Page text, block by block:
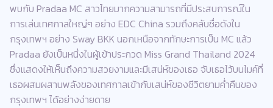
พบกับ Pradaa MC สาวไทยมากความสามารถที่มีประสบการณ์ใน
การเล่นเทศกาลใหญ่ๆ อย่าง EDC China รวมถึงคลับชื่อดังใน
กรุงเทพฯ อย่าง Sway BKK นอกเหนือจากทักษะการเป็น MC แล้ว
Pradaa ยังเป็นหนึ่งในผู้เข้าประกวด Miss Grand Thailand 2024
ซึ่งแสดงให้เห็นถึงความสวยงามและมีเสน่ห์ของเธอ จับเธอไว้บนไมค์ที่
เธอผสมผสานพลังของเทศกาลเข้ากับเสน่ห์ของชีวิตยามค่ำคืนของ
กรุงเทพฯ ได้อย่างง่ายดาย